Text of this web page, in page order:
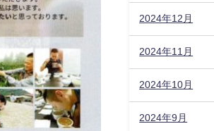
2024年12月
2024年11月
2024年10月
2024年9月